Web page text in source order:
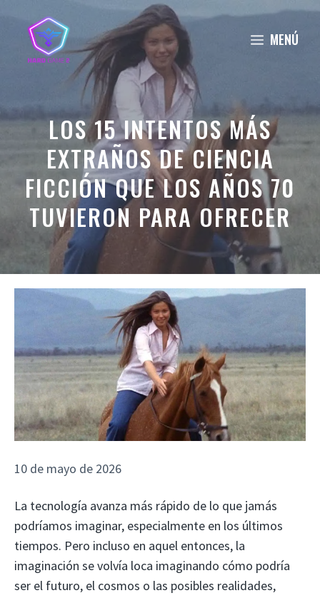
contenido
MENÚ
LOS 15 INTENTOS MÁS
EXTRAÑOS DE CIENCIA
FICCIÓN QUE LOS AÑOS 70
TUVIERON PARA OFRECER
10 de mayo de 2026
La tecnología avanza más rápido de lo que jamás
podríamos imaginar, especialmente en los últimos
tiempos. Pero incluso en aquel entonces, la
imaginación se volvía loca imaginando cómo podría
ser el futuro, el cosmos o las posibles realidades,